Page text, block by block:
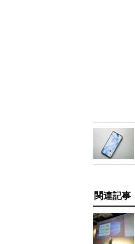
関連記事